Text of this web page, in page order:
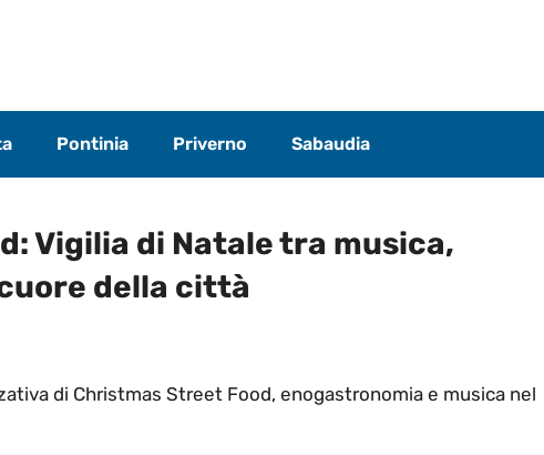
Pontinia Priverno Sabaudia
Vigilia di Natale tra musica,
della città
di Christmas Street Food, enogastronomia e musica nel